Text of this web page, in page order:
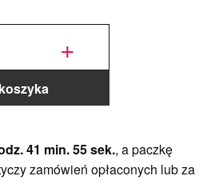
+
41 min. 55 sek., a paczkę
zamówień opłaconych lub za